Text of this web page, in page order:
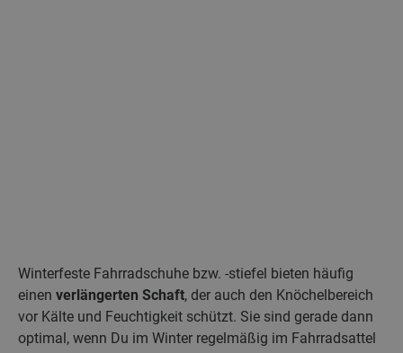
Winterfeste Fahrradschuhe bzw. -stiefel bieten häufig
einen verlängerten Schaft, der auch den Knöchelbereich
vor Kälte und Feuchtigkeit schützt. Sie sind gerade dann
optimal, wenn Du im Winter regelmäßig im Fahrradsattel